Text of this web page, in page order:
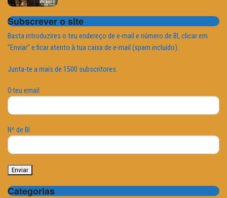
Subscrever o site
Basta introduzires o teu endereço de e-mail e número de BI, clicar em
"Enviar" e ficar atento à tua caixa de e-mail (spam incluído).
Junta-te a mais de 1500 subscritores.
O teu email
Nº de BI
Categorias